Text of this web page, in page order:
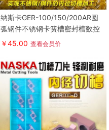
纳斯卡GER-100/150/200AR圆
弧钢件不锈钢卡簧槽密封槽数控
刀片
￥45.00 查看会员价